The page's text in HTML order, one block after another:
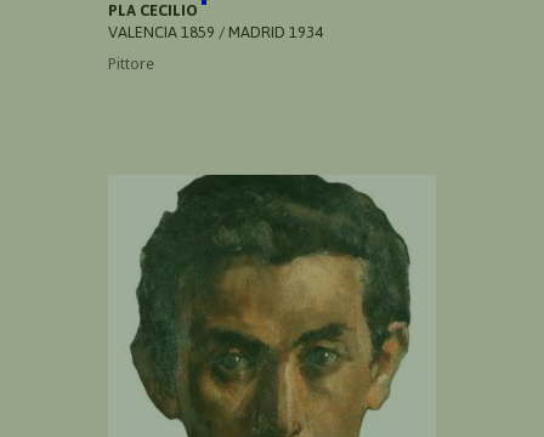
PLA CECILIO
VALENCIA 1859 / MADRID 1934
Pittore